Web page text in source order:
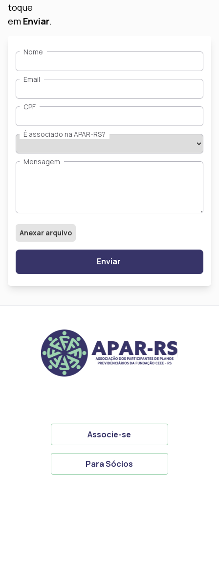
Nome
Email
CPF
É associado na APAR-RS?
Mensagem
Anexar arquivo
Enviar
toque
em Enviar.
Associe-se
Para Sócios